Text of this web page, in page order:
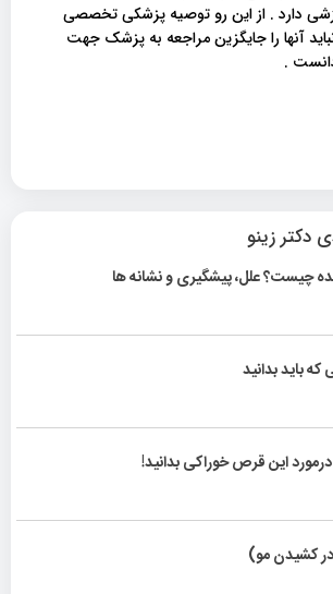
دکتر زینو
چیست؟ علل، پیشگیری و نشانه ها
باید بدانید
درمورد این قرص خوراکی بدانید!
در کشیدن مو)
دارد . از این رو توصیه پزشکی تخصصی
آنها را جایگزین مراجعه به پزشک جهت
.